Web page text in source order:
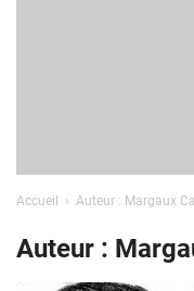
Accueil Auteur : Margaux
Auteur :